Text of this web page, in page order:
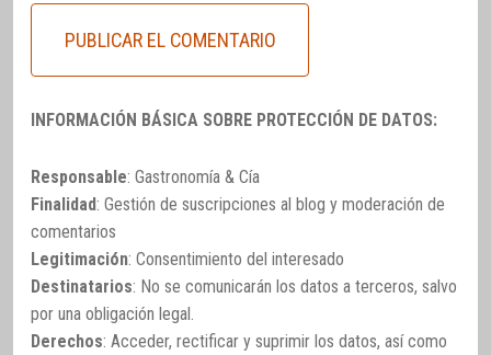
INFORMACIÓN BÁSICA SOBRE PROTECCIÓN DE DATOS:
Responsable: Gastronomía & Cía
Finalidad: Gestión de suscripciones al blog y moderación de
comentarios
Legitimación: Consentimiento del interesado
Destinatarios: No se comunicarán los datos a terceros, salvo
por una obligación legal.
Derechos: Acceder, rectificar y suprimir los datos, así como